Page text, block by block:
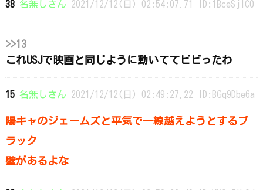
38 名無しさん 2021/12/12(日) 02:54:07.71 ID:1BceSjIC0
>>13
これUSJで映画と同じように動いててビビったわ
15 名無しさん 2021/12/12(日) 02:49:27.22 ID:BGq9Dbe6a
陽キャのジェームズと平気で一線越えようとするブ
ラック
壁があるよな